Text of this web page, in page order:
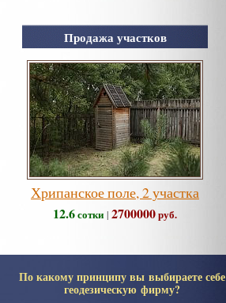
Продажа участков
Хрипанское поле, 2 участка
12.6сотки | 2700000руб.
По какому принципу вы выбираете себе
геодезическую фирму?